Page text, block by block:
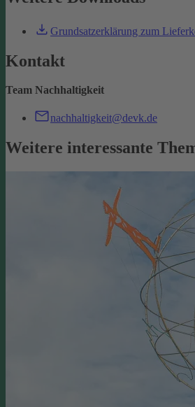
Grundsatzerklärung zum
Kontakt
Team Nachhaltigkeit
nachhaltigkeit@devk.de
Weitere interessante